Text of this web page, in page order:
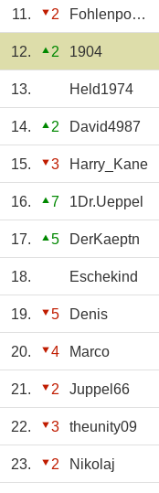
11. 2 Fohlenpower
12. 2 1904
13. Held1974
14. 2 David4987
15. 3 Harry_Kane
16. 7 1Dr.Ueppel
17. 5 DerKaeptn
18. Eschekind
19. 5 Denis
20. 4 Marco
21. 2 Juppel66
22. 3 theunity09
23. 2 Nikolaj